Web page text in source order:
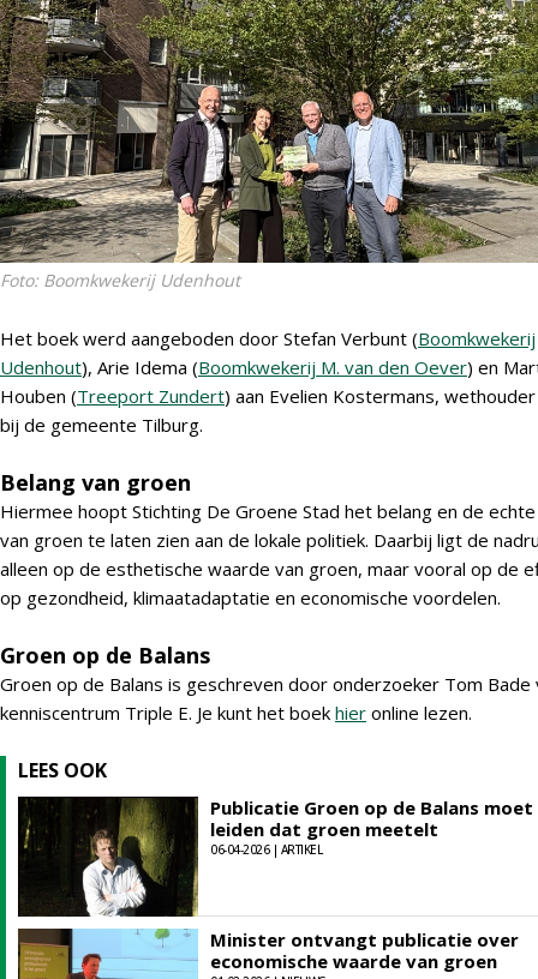
Foto: Boomkwekerij Udenhout
Het boek werd aangeboden door Stefan Verbunt (Boomkwekerij
Udenhout), Arie Idema (Boomkwekerij M. van den Oever) en
Houben (Treeport Zundert) aan Evelien Kostermans,
bij de gemeente Tilburg.
Belang van groen
Hiermee hoopt Stichting De Groene Stad het belang en de
van groen te laten zien aan de lokale politiek. Daarbij ligt de
alleen op de esthetische waarde van groen, maar vooral op de
op gezondheid, klimaatadaptatie en economische voordelen.
Groen op de Balans
Groen op de Balans is geschreven door onderzoeker Tom Bade
kenniscentrum Triple E. Je kunt het boek hier online lezen.
LEES OOK
Publicatie Groen op de Balans
leiden dat groen meetelt
06-04-2026 | ARTIKEL
Minister ontvangt publicatie over
economische waarde van groen